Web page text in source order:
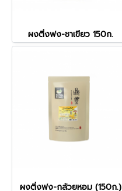
ผงติ่งฟง-ชาเขียว 150ก.
ผงติ่งฟง-กล้วยหอม (150ก.)